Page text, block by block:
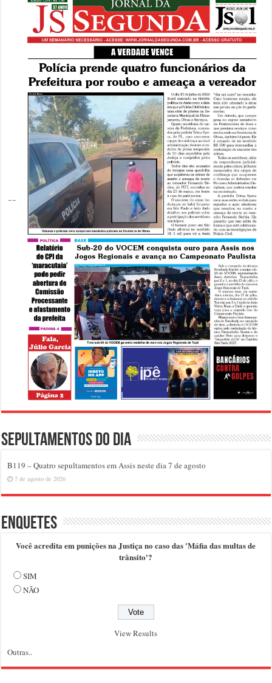
Sepultamentos do dia
B119 – Quatro sepultamentos em Assis neste dia 7 de agosto
7 de agosto de 2026
Enquetes
Você acredita em punições na Justiça no caso das 'Máfia das multas de
trânsito'?
SIM
NÃO
View Results
Outras..